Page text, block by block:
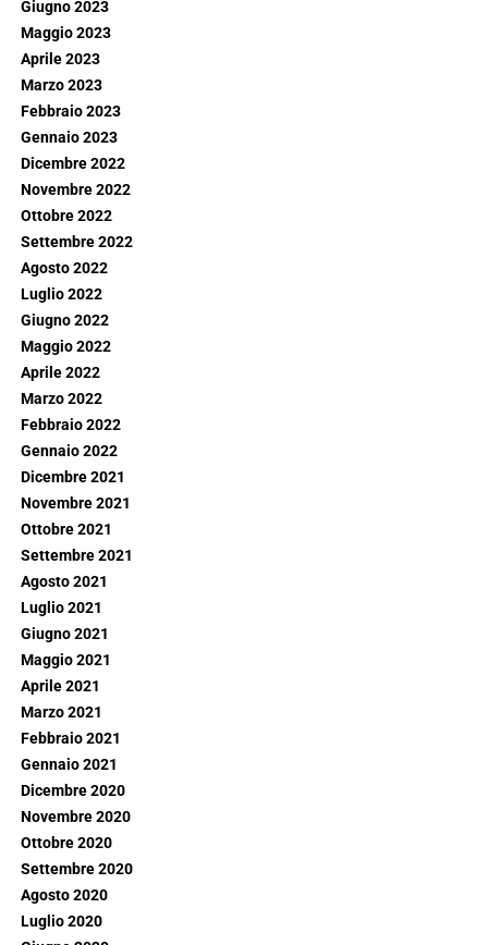
Giugno 2023
Maggio 2023
Aprile 2023
Marzo 2023
Febbraio 2023
Gennaio 2023
Dicembre 2022
Novembre 2022
Ottobre 2022
Settembre 2022
Agosto 2022
Luglio 2022
Giugno 2022
Maggio 2022
Aprile 2022
Marzo 2022
Febbraio 2022
Gennaio 2022
Dicembre 2021
Novembre 2021
Ottobre 2021
Settembre 2021
Agosto 2021
Luglio 2021
Giugno 2021
Maggio 2021
Aprile 2021
Marzo 2021
Febbraio 2021
Gennaio 2021
Dicembre 2020
Novembre 2020
Ottobre 2020
Settembre 2020
Agosto 2020
Luglio 2020